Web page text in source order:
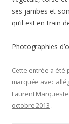
En vous
vous avais promis
(Puiseaux, 1832